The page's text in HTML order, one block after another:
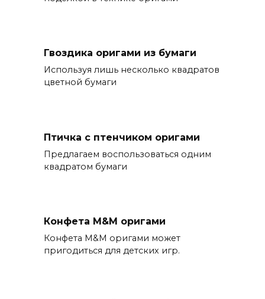
Гвоздика оригами из бумаги
Используя лишь несколько квадратов
цветной бумаги
Птичка с птенчиком оригами
Предлагаем воспользоваться одним
квадратом бумаги
Конфета M&M оригами
Конфета M&M оригами может
пригодиться для детских игр.